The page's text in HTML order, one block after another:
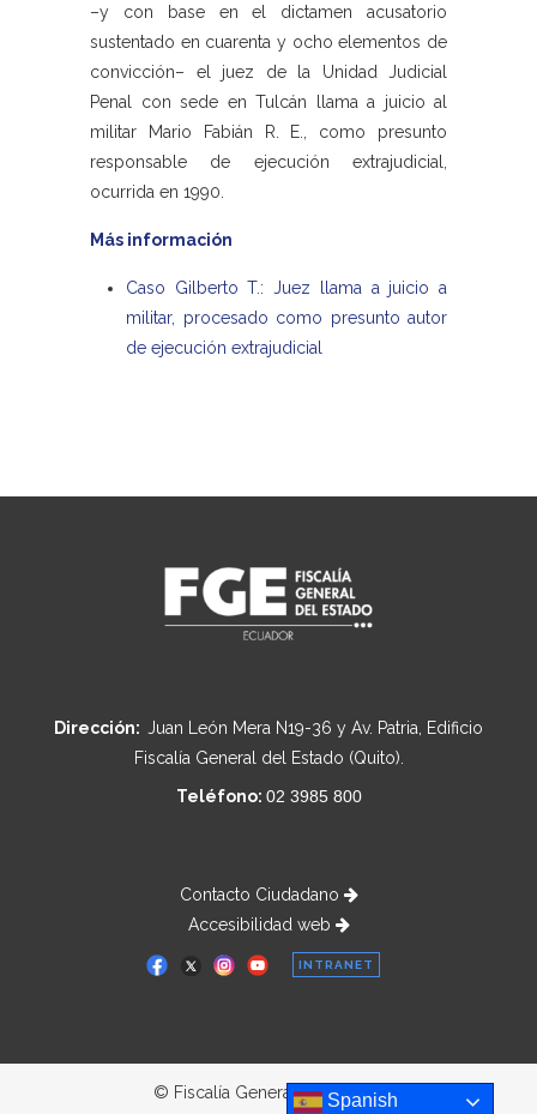
–y con base en el dictamen acusatorio
sustentado en cuarenta y ocho elementos de
convicción– el juez de la Unidad Judicial
Penal con sede en Tulcán llama a juicio al
militar Mario Fabián R. E., como presunto
responsable de ejecución extrajudicial,
ocurrida en 1990.
Más información
Caso Gilberto T.: Juez llama a juicio a
militar, procesado como presunto autor
de ejecución extrajudicial
Dirección: Juan León Mera N19-36 y Av. Patria, Edificio
Fiscalía General del Estado (Quito).
Teléfono: 02 3985 800
Contacto Ciudadano
Accesibilidad web
INTRANET
© Fiscalía General del Estado
Spanish